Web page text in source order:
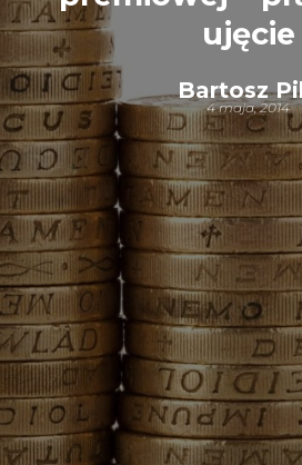
ujęcie
Bartosz
4 maja, 2014